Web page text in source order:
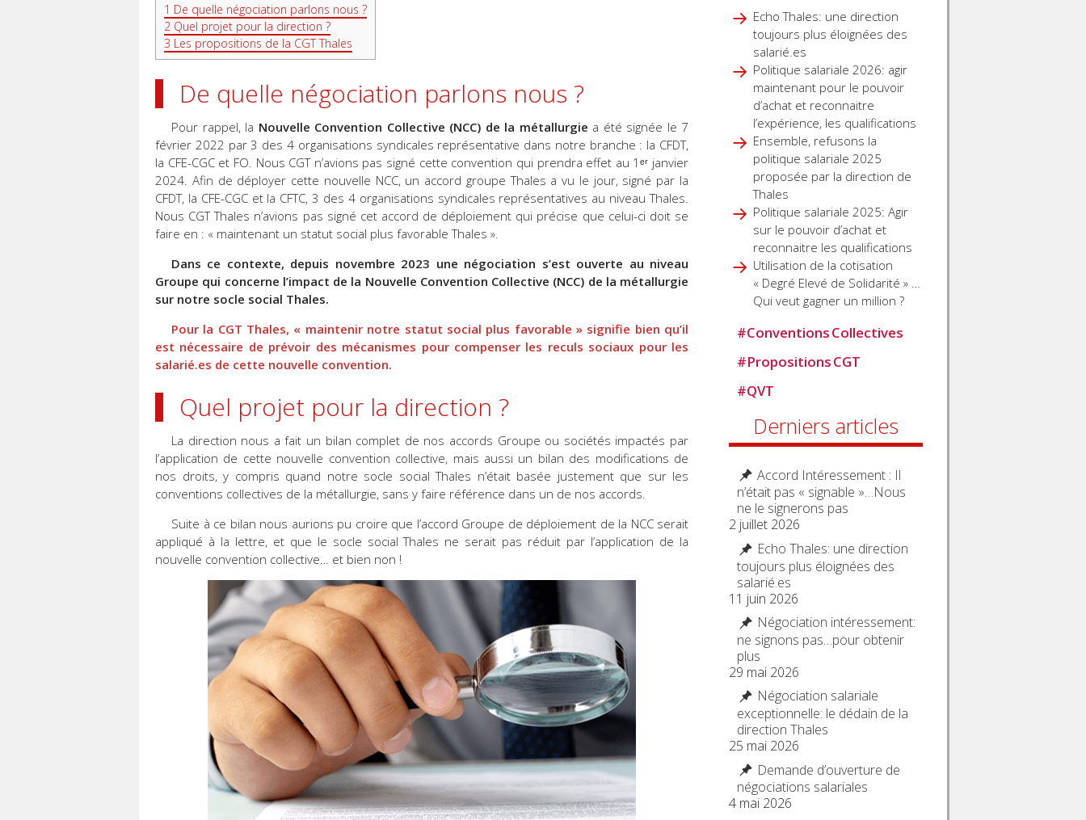
1 De quelle négociation parlons nous ?
2 Quel projet pour la direction ?
3 Les propositions de la CGT Thales
De quelle négociation parlons nous ?
Pour rappel, la Nouvelle Convention Collective (NCC) de la métallurgie a été signée le 7
février 2022 par 3 des 4 organisations syndicales représentative dans notre branche : la CFDT,
la CFE-CGC et FO. Nous CGT n’avions pas signé cette convention qui prendra effet au 1ᵉʳ janvier
2024. Afin de déployer cette nouvelle NCC, un accord groupe Thales a vu le jour, signé par la
CFDT, la CFE-CGC et la CFTC, 3 des 4 organisations syndicales représentatives au niveau Thales.
Nous CGT Thales n’avions pas signé cet accord de déploiement qui précise que celui-ci doit se
faire en : « maintenant un statut social plus favorable Thales ».
Dans ce contexte, depuis novembre 2023 une négociation s’est ouverte au niveau
Groupe qui concerne l’impact de la Nouvelle Convention Collective (NCC) de la métallurgie
sur notre socle social Thales.
Pour la CGT Thales, « maintenir notre statut social plus favorable » signifie bien qu’il
est nécessaire de prévoir des mécanismes pour compenser les reculs sociaux pour les
salarié.es de cette nouvelle convention.
Quel projet pour la direction ?
La direction nous a fait un bilan complet de nos accords Groupe ou sociétés impactés par
l’application de cette nouvelle convention collective, mais aussi un bilan des modifications de
nos droits, y compris quand notre socle social Thales n’était basée justement que sur les
conventions collectives de la métallurgie, sans y faire référence dans un de nos accords.
Suite à ce bilan nous aurions pu croire que l’accord Groupe de déploiement de la NCC serait
appliqué à la lettre, et que le socle social Thales ne serait pas réduit par l’application de la
nouvelle convention collective… et bien non !
Echo Thales: une direction
toujours plus éloignées des
salarié.es
Politique salariale 2026: agir
maintenant pour le pouvoir
d’achat et reconnaitre
l’expérience, les qualifications
Ensemble, refusons la
politique salariale 2025
proposée par la direction de
Thales
Politique salariale 2025: Agir
sur le pouvoir d’achat et
reconnaitre les qualifications
Utilisation de la cotisation
« Degré Elevé de Solidarité » …
Qui veut gagner un million ?
#Conventions Collectives
#Propositions CGT
#QVT
Derniers articles
Accord Intéressement : Il
n’était pas « signable »…Nous
ne le signerons pas
2 juillet 2026
Echo Thales: une direction
toujours plus éloignées des
salarié.es
11 juin 2026
Négociation intéressement:
ne signons pas…pour obtenir
plus
29 mai 2026
Négociation salariale
exceptionnelle: le dédain de la
direction Thales
25 mai 2026
Demande d’ouverture de
négociations salariales
4 mai 2026